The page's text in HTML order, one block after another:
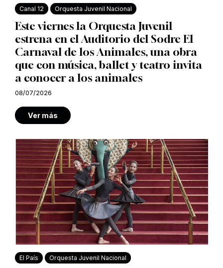
Canal 12 Orquesta Juvenil Nacional
Este viernes la Orquesta Juvenil
estrena en el Auditorio del Sodre El
Carnaval de los Animales, una obra
que con música, ballet y teatro invita
a conocer a los animales
08/07/2026
Ver más
El País Orquesta Juvenil Nacional